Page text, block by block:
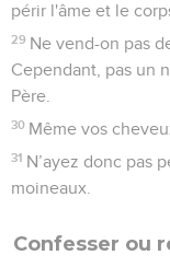
périr l'âme et le
29 Ne vend-on pas
Cependant, pas un
Père.
30 Même vos
31 N’ayez donc pas
moineaux.
Confesser ou